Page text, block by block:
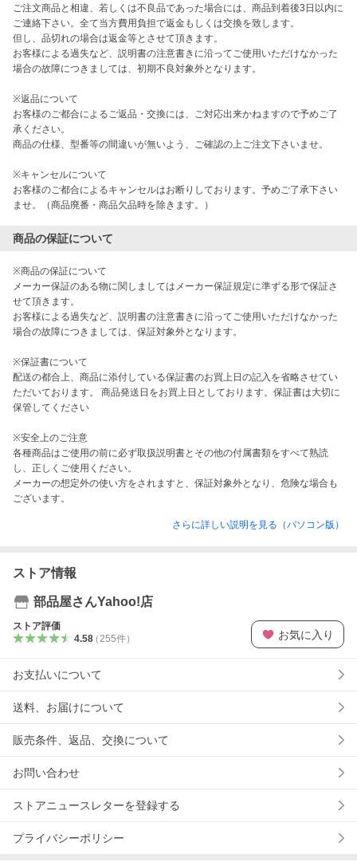
ご注文商品と相違、若しくは不良品であった場合には、商品到着後3日以内に
ご連絡下さい。全て当方費用負担で返金もしくは交換を致します。
但し、品切れの場合は返金等とさせて頂きます。
お客様による過失など、説明書の注意書きに沿ってご使用いただけなかった
場合の故障につきましては、初期不良対象外となります。
※返品について
お客様のご都合によるご返品・交換には、ご対応出来かねますので予めご了
承ください。
商品の仕様、型番等の間違いが無いよう、ご確認の上ご注文下さいませ。
※キャンセルについて
お客様のご都合によるキャンセルはお断りしております。予めご了承下さい
ませ。（商品廃番・商品欠品時を除きます。）
商品の保証について
※商品の保証について
メーカー保証のある物に関しましてはメーカー保証規定に準ずる形で保証さ
せて頂きます。
お客様による過失など、説明書の注意書きに沿ってご使用いただけなかった
場合の故障につきましては、保証対象外となります。
※保証書について
配送の都合上、商品に添付している保証書のお買上日の記入を省略させてい
ただいております。 商品発送日をお買上日としております。保証書は大切に
保管してください
※安全上のご注意
各種商品はご使用の前に必ず取扱説明書とその他の付属書類をすべて熟読
し、正しくご使用ください。
メーカーの想定外の使い方をされますと、保証対象外となり、危険な場合も
ございます。
さらに詳しい説明を見る（パソコン版）
ストア情報
部品屋さんYahoo!店
ストア評価
4.58（ 255件） お気に入り
お支払いについて
送料、お届けについて
販売条件、返品、交換について
お問い合わせ
ストアニュースレターを登録する
プライバシーポリシー